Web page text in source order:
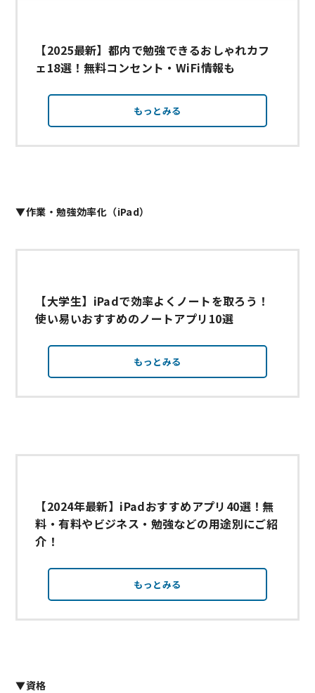
【2025最新】都内で勉強できるおしゃれカフ
ェ18選！無料コンセント・WiFi情報も
もっとみる
▼作業・勉強効率化（iPad）
【大学生】iPadで効率よくノートを取ろう！
使い易いおすすめのノートアプリ10選
もっとみる
【2024年最新】iPadおすすめアプリ40選！無
料・有料やビジネス・勉強などの用途別にご紹
介！
もっとみる
▼資格